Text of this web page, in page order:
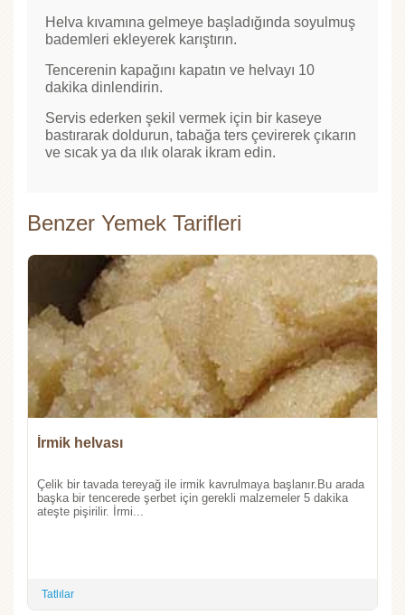
Helva kıvamına gelmeye başladığında soyulmuş
bademleri ekleyerek karıştırın.
Tencerenin kapağını kapatın ve helvayı 10
dakika dinlendirin.
Servis ederken şekil vermek için bir kaseye
bastırarak doldurun, tabağa ters çevirerek çıkarın
ve sıcak ya da ılık olarak ikram edin.
Benzer Yemek Tarifleri
İrmik helvası
Çelik bir tavada tereyağ ile irmik kavrulmaya başlanır.Bu arada
başka bir tencerede şerbet için gerekli malzemeler 5 dakika
ateşte pişirilir. İrmi...
Tatlılar